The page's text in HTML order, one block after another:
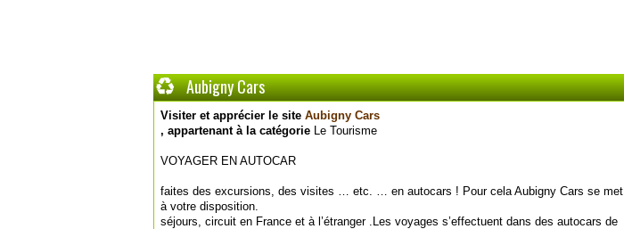
Aubigny Cars
Visiter et apprécier le site Aubigny Cars
, appartenant à la catégorie Le Tourisme
VOYAGER EN AUTOCAR
faites des excursions, des visites … etc. … en autocars ! Pour cela Aubigny Cars se met
à votre disposition.
séjours, circuit en France et à l’étranger .Les voyages s’effectuent dans des autocars de